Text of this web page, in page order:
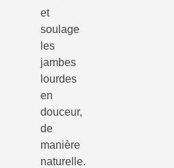
et
soulage
les
jambes
lourdes
en
douceur,
de
manière
naturelle.